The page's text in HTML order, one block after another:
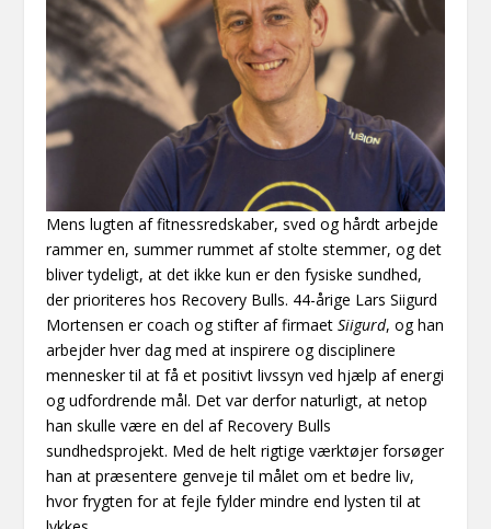
Mens lugten af fitnessredskaber, sved og hårdt arbejde
rammer en, summer rummet af stolte stemmer, og det
bliver tydeligt, at det ikke kun er den fysiske sundhed,
der prioriteres hos Recovery Bulls. 44-årige Lars Siigurd
Mortensen er coach og stifter af firmaet Siigurd, og han
arbejder hver dag med at inspirere og disciplinere
mennesker til at få et positivt livssyn ved hjælp af energi
og udfordrende mål. Det var derfor naturligt, at netop
han skulle være en del af Recovery Bulls
sundhedsprojekt. Med de helt rigtige værktøjer forsøger
han at præsentere genveje til målet om et bedre liv,
hvor frygten for at fejle fylder mindre end lysten til at